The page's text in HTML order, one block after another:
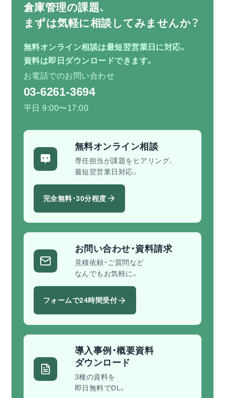
倉庫管理の課題、
まずは気軽に相談してみませんか？
無料オンライン相談は最短翌営業日に対応。
資料は即日ダウンロードできます。
お電話でのお問い合わせ
03-6261-3694
平日 9:00〜17:00
無料オンライン相談
専任担当が課題をヒアリング、
最短翌営業日対応。
完全無料・30分程度
お問い合わせ・資料請求
見積依頼・ご質問など
なんでもお気軽に。
フォームで24時間受付
導入事例・概要資料
ダウンロード
3種の資料を
即日無料でDL。